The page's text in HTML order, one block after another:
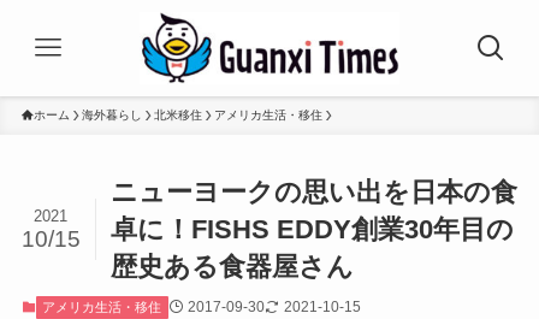
ホーム 海外暮らし 北米移住 アメリカ生活・移住
ニューヨークの思い出を日本の食
卓に！FISHS EDDY創業30年目の
歴史ある食器屋さん
2021
10/15
アメリカ生活・移住 2017-09-30 2021-10-15